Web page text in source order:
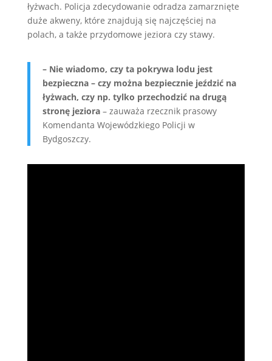
łyżwach. Policja zdecydowanie odradza zamarznięte
duże akweny, które znajdują się najczęściej na
polach, a także przydomowe jeziora czy stawy.
– Nie wiadomo, czy ta pokrywa lodu jest
bezpieczna – czy można bezpiecznie jeździć na
łyżwach, czy np. tylko przechodzić na drugą
stronę jeziora – zauważa rzecznik prasowy
Komendanta Wojewódzkiego Policji w
Bydgoszczy.